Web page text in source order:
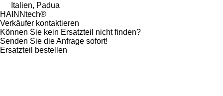
Italien, Padua
HAINNtech®
Verkäufer kontaktieren
Können Sie kein Ersatzteil nicht finden?
Senden Sie die Anfrage sofort!
Ersatzteil bestellen